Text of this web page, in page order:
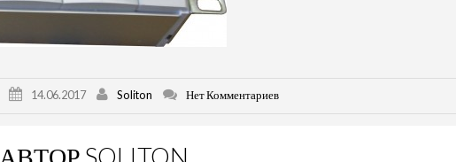
14.06.2017 Soliton Нет Комментариев
АВТОР SOLITON